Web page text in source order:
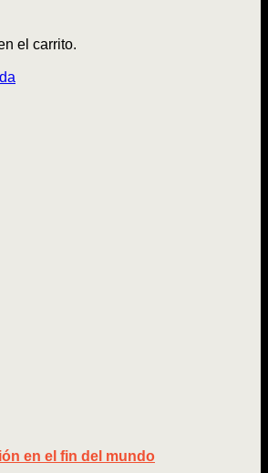
el carrito.
en el fin del mundo